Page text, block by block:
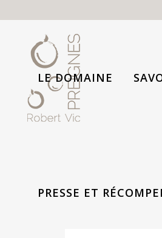
LE DOMAINE
PRESSE ET